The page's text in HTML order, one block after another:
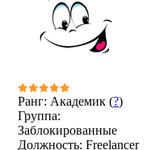
Ранг: Академик (?)
Группа:
Заблокированные
Должность: Freelancer